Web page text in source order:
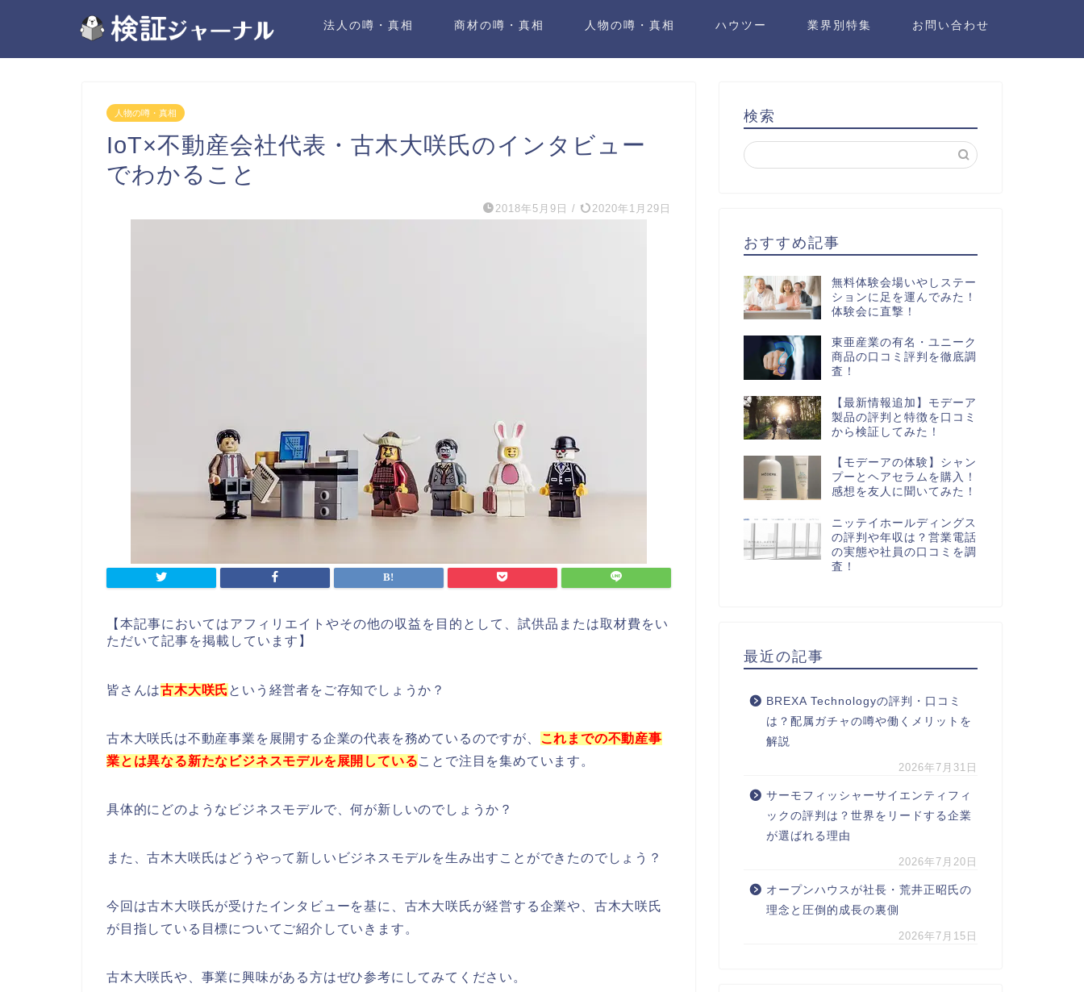
法人の噂・真相 商材の噂・真相 人物の噂・真相 ハウツー 業界別特集 お問い合わせ
人物の噂・真相
IoT×不動産会社代表・古木大咲氏のインタビュー
でわかること
2018年5月9日 / 2020年1月29日
【本記事においてはアフィリエイトやその他の収益を目的として、試供品または取材費をい
ただいて記事を掲載しています】
皆さんは古木大咲氏 という経営者をご存知でしょうか？
古木大咲氏は不動産事業を展開する企業の代表を務めているのですが、 これまでの不動産事
業とは異なる新たなビジネスモデルを展開していることで注目を集めています。
具体的にどのようなビジネスモデルで、何が新しいのでしょうか？
また、古木大咲氏はどうやって新しいビジネスモデルを生み出すことができたのでしょう？
今回は古木大咲氏が受けたインタビューを基に、古木大咲氏が経営する企業や、古木大咲氏
が目指している目標についてご紹介していきます。
古木大咲氏や、事業に興味がある方はぜひ参考にしてみてください。
検索
おすすめ記事
無料体験会場いやしステー
ションに足を運んでみた！
体験会に直撃！
東亜産業の有名・ユニーク
商品の口コミ評判を徹底調
査！
【最新情報追加】モデーア
製品の評判と特徴を口コミ
から検証してみた！
【モデーアの体験】シャン
プーとヘアセラムを購入！
感想を友人に聞いてみた！
ニッテイホールディングス
の評判や年収は？営業電話
の実態や社員の口コミを調
査！
最近の記事
BREXA Technologyの評判・口コミ
は？配属ガチャの噂や働くメリットを
解説
2026年7月31日
サーモフィッシャーサイエンティフィ
ックの評判は？世界をリードする企業
が選ばれる理由
2026年7月20日
オープンハウスが社長・荒井正昭氏の
理念と圧倒的成長の裏側
2026年7月15日